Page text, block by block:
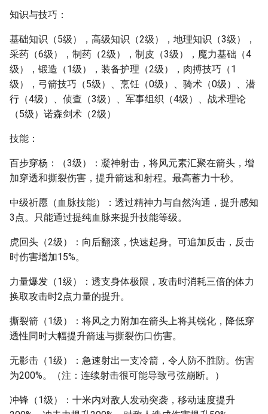
知识与技巧：
基础知识（5级），高级知识（2级），地理知识（3级），
采药（6级），制药（2级），制皮（3级），魔力基础（4
级），锻造（1级），装备护理（2级），肉搏技巧（1
级），弓箭技巧（5级）、烹饪（0级）、骑术（0级）、潜
行（4级）、侦查（3级）、军事组织（4级）、战术理论
（5级）诺森剑术（2级）
技能：
百步穿杨：（3级）：凝神射击，将风元素汇聚在箭头，增
加穿透和撕裂伤害，提升箭速和射程。最高蓄力十秒。
中级祈愿（血脉技能）：透过精神力与自然沟通，提升感知
3点。只能通过提纯血脉来提升技能等级。
虎回头（2级）：向后翻滚，快速起身。可追加反击，反击
时伤害增加15%。
力量爆发（1级）：透支身体极限，攻击时消耗三倍的体力
换取攻击时2点力量的提升。
撕裂箭（1级）：将风之力附加在箭头上将其锐化，降低穿
透性同时大幅提升箭速与撕裂伤口伤害。
无影击（1级）：急速射出一支冷箭，令人防不胜防。伤害
为200%。（注：连续射击很可能导致弓弦崩断。）
冲锋（1级）：十米内对敌人发动突袭，移动速度提升